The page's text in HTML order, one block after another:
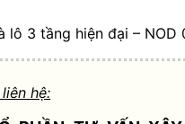
lô 3 tầng hiện đại – NOD
hệ: